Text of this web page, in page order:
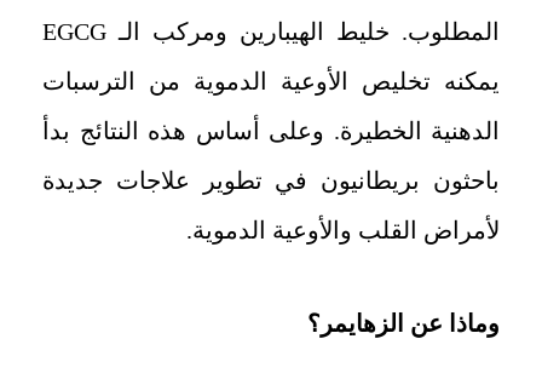
المطلوب. خليط الهيبارين ومركب الـ EGCG
يمكنه تخليص الأوعية الدموية من الترسبات
الدهنية الخطيرة. وعلى أساس هذه النتائج بدأ
باحثون بريطانيون في تطوير علاجات جديدة
لأمراض القلب والأوعية الدموية.
وماذا عن الزهايمر؟